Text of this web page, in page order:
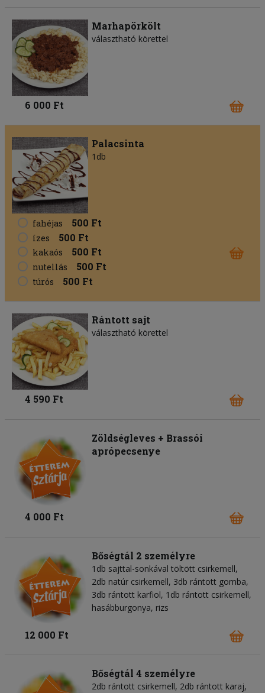
Marhapörkölt
választható körettel
6 000 Ft
Palacsinta
1db
fahéjas 500 Ft
ízes 500 Ft
kakaós 500 Ft
nutellás 500 Ft
túrós 500 Ft
Rántott sajt
választható körettel
4 590 Ft
Zöldségleves + Brassói
aprópecsenye
4 000 Ft
Bőségtál 2 személyre
1db sajttal-sonkával töltött csirkemell,
2db natúr csirkemell, 3db rántott gomba,
3db rántott karfiol, 1db rántott csirkemell,
hasábburgonya, rizs
12 000 Ft
Bőségtál 4 személyre
2db rántott csirkemell, 2db rántott karaj,